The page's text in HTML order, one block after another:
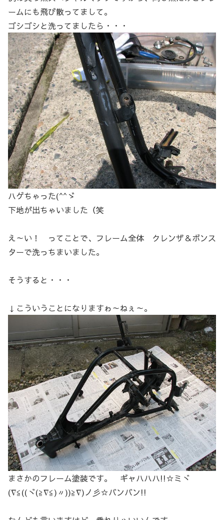
ームにも飛び散ってまして。
ゴシゴシと洗ってましたら・・・
ハゲちゃった(^^ゞ
下地が出ちゃいました（笑
え～い！ ってことで、フレーム全体 クレンザ＆ボンス
ターで洗っちまいました。
そうすると・・・
↓こういうことになりますゎ～ねぇ～。
まさかのフレーム塗装です。 ギャハハハ!!☆ミヾ
(∇≦((ヾ(≧∇≦)〃))≧∇)ノ彡☆バンバン!!